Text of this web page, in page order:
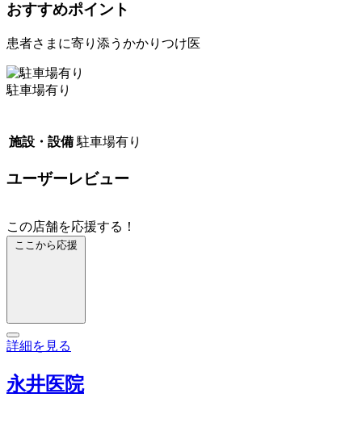
おすすめポイント
患者さまに寄り添うかかりつけ医
駐車場有り
施設・設備 駐車場有り
ユーザーレビュー
この店舗を応援する！
ここから応援
詳細を見る
永井医院